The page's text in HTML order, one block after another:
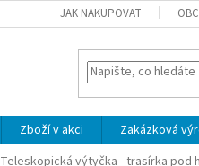
JAK NAKUPOVAT
Zboží v akci Zakázková
Teleskopická výtyčka - trasírka pod